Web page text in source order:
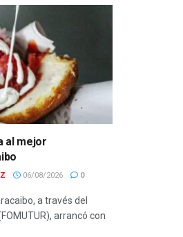
al mejor
06/08/2026 0
a través del
arrancó con